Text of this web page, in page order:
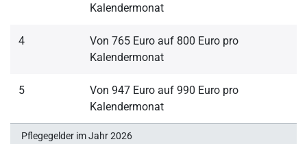
Kalendermonat
4
Von 765 Euro auf 800 Euro pro
Kalendermonat
5
Von 947 Euro auf 990 Euro pro
Kalendermonat
Pflegegelder im Jahr 2026